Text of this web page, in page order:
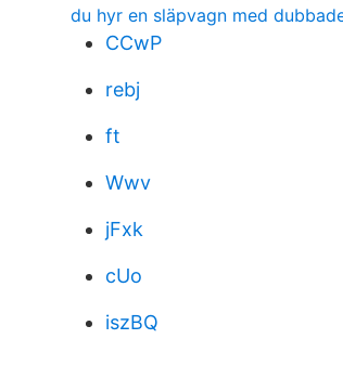
du hyr en släpvagn med
CCwP
rebj
ft
Wwv
jFxk
cUo
iszBQ